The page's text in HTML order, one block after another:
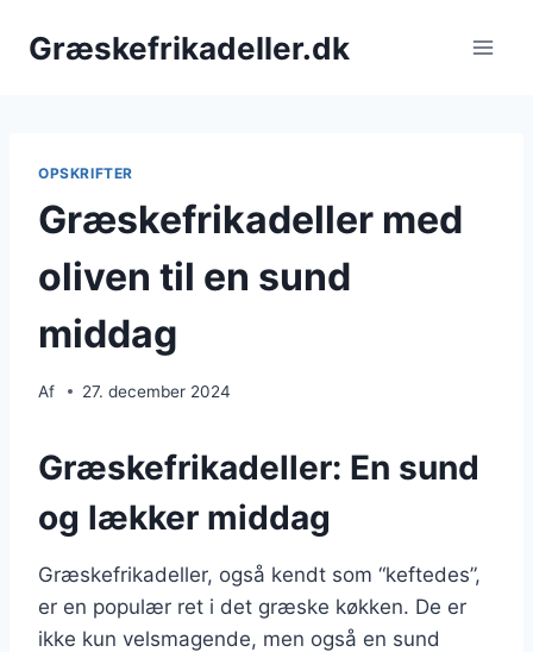
Græskefrikadeller.dk
OPSKRIFTER
Græskefrikadeller med
oliven til en sund
middag
Af 27. december 2024
Græskefrikadeller: En sund
og lækker middag
Græskefrikadeller, også kendt som “keftedes”,
er en populær ret i det græske køkken. De er
ikke kun velsmagende, men også en sund